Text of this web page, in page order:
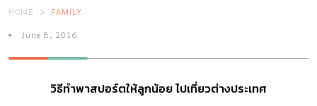
HOME FAMILY
June 8, 2016
วิธีทำพาสปอร์ตให้ลูกน้อย ไปเที่ยวต่างประเทศ